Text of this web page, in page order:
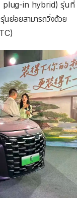
plug-in hybrid) รุ่นที่
ย่อยสามารถวิ่งด้วย